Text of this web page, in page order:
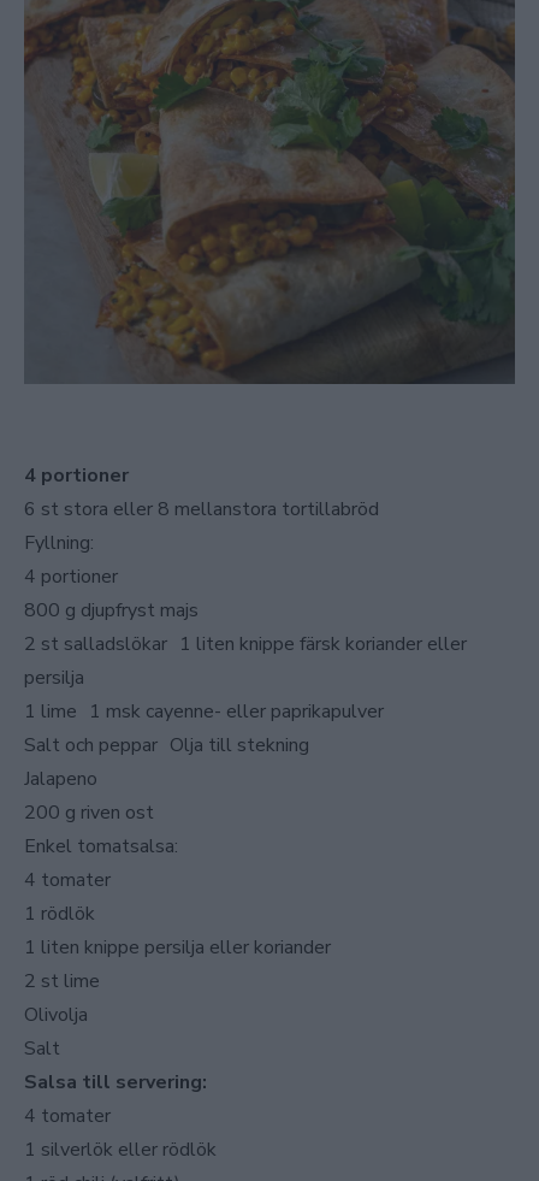
4 portioner
6 st stora eller 8 mellanstora tortillabröd
Fyllning:
4 portioner
800 g djupfryst majs
2 st salladslökar 1 liten knippe färsk koriander eller
persilja
1 lime 1 msk cayenne- eller paprikapulver
Salt och peppar Olja till stekning
Jalapeno
200 g riven ost
Enkel tomatsalsa:
4 tomater
1 rödlök
1 liten knippe persilja eller koriander
2 st lime
Olivolja
Salt
Salsa till servering:
4 tomater
1 silverlök eller rödlök